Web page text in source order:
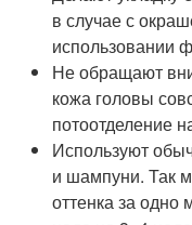
в случае с
использовании
Не обращают
кожа головы
потоотделение
Используют
и шампуни. Так
оттенка за одно